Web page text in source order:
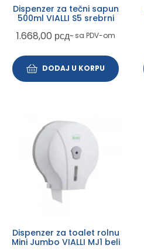
Dispenzer za tečni sapun
500ml VIALLI S5 srebrni
1.668,00 рсд~ sa PDV-om
DODAJ U KORPU
Dispenzer za toalet rolnu
Mini Jumbo VIALLI MJ1 beli